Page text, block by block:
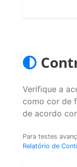
Verifique a
como cor de
de acordo
Para testes
Relatório de